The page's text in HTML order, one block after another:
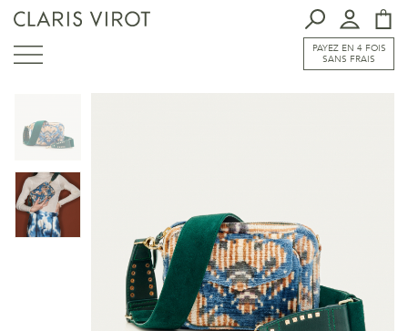
PAYEZ EN 4 FOIS
SANS FRAIS